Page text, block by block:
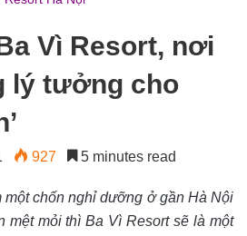
Vì Resort, nơi
lý tưởng cho
927 5 minutes read
một chốn nghỉ dưỡng ở gần Hà Nội
mệt mỏi thì Ba Vì Resort sẽ là một